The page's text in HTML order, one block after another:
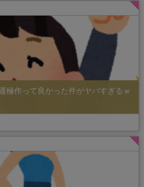
極作って良かった件がヤバすぎるｗ